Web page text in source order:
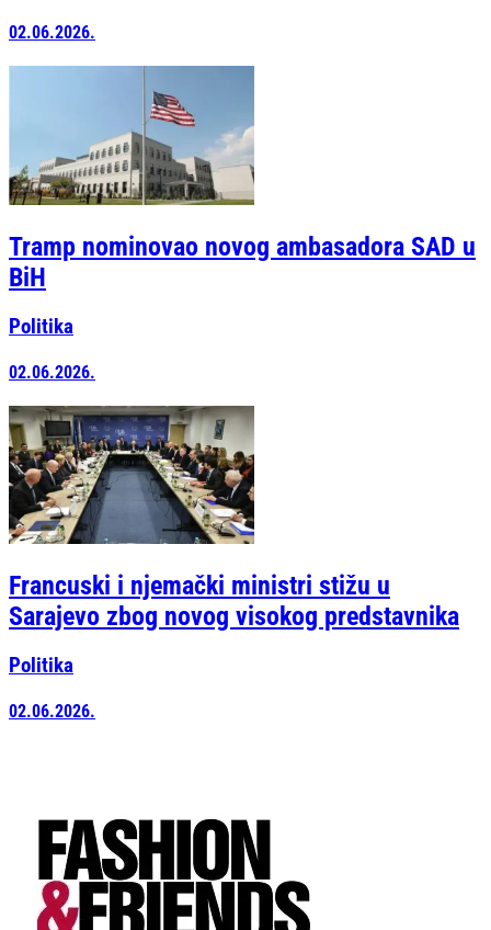
02.06.2026.
Tramp nominovao novog ambasadora SAD u
BiH
Politika
02.06.2026.
Francuski i njemački ministri stižu u
Sarajevo zbog novog visokog predstavnika
Politika
02.06.2026.